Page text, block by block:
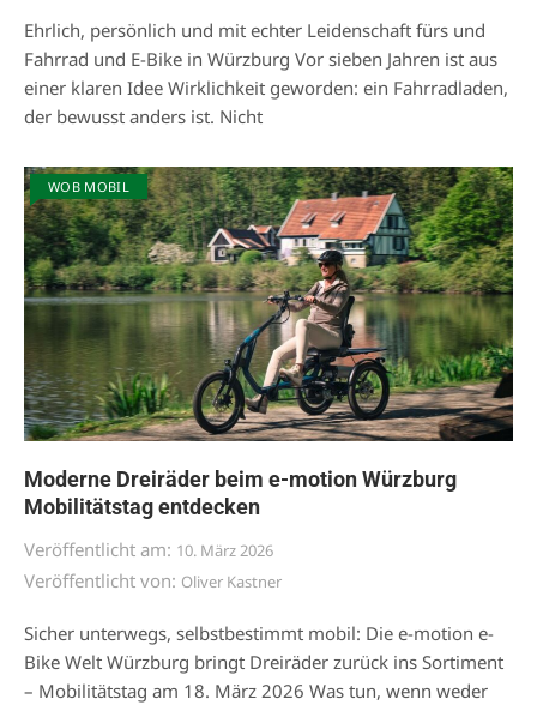
Ehrlich, persönlich und mit echter Leidenschaft fürs und
Fahrrad und E-Bike in Würzburg Vor sieben Jahren ist aus
einer klaren Idee Wirklichkeit geworden: ein Fahrradladen,
der bewusst anders ist. Nicht
WOB MOBIL
Moderne Dreiräder beim e-motion Würzburg
Mobilitätstag entdecken
Veröffentlicht am: 10. März 2026
Veröffentlicht von: Oliver Kastner
Sicher unterwegs, selbstbestimmt mobil: Die e-motion e-
Bike Welt Würzburg bringt Dreiräder zurück ins Sortiment
– Mobilitätstag am 18. März 2026 Was tun, wenn weder